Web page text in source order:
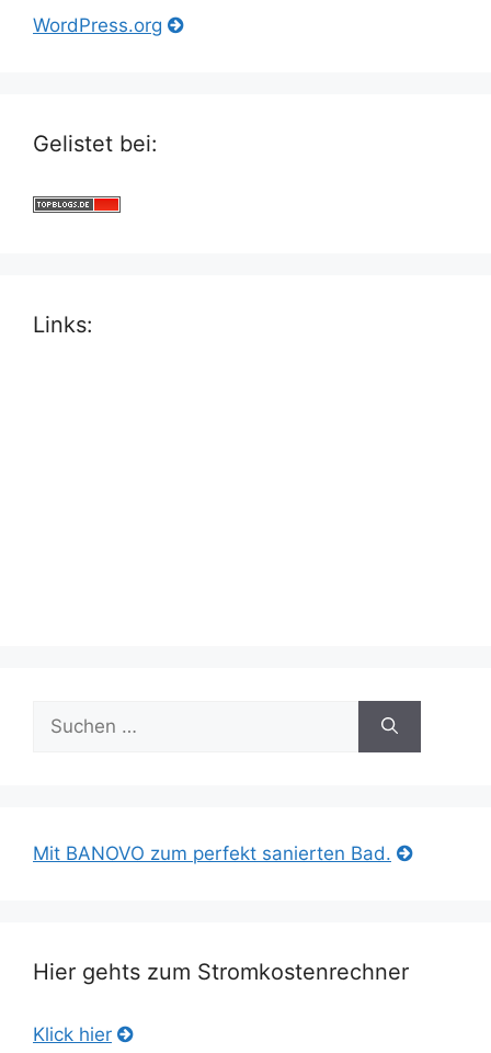
WordPress.org
Gelistet bei:
Links:
nach:
Mit BANOVO zum perfekt sanierten Bad.
Hier gehts zum Stromkostenrechner
Klick hier